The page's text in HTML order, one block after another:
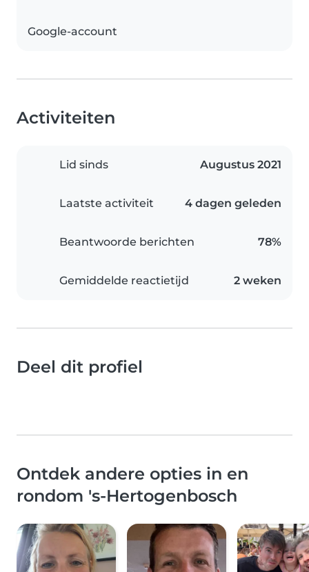
Google-account
Activiteiten
Lid sinds Augustus 2021
Laatste activiteit 4 dagen geleden
Beantwoorde berichten 78%
Gemiddelde reactietijd 2 weken
Deel dit profiel
Ontdek andere opties in en
rondom 's-Hertogenbosch